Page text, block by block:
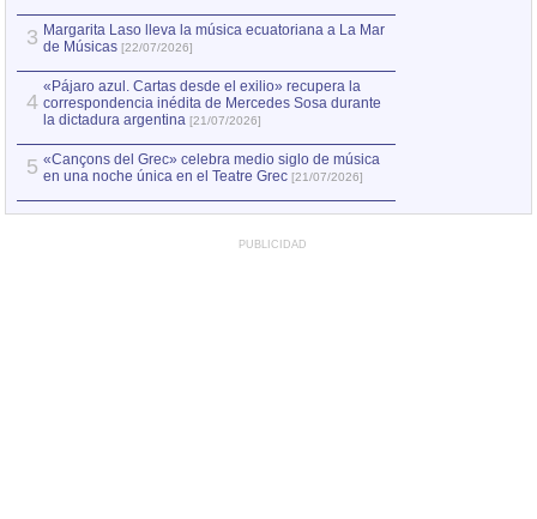
3 Margarita Laso lleva la música ecuatoriana a La Mar
de Músicas [22/07/2026]
4
«Pájaro azul. Cartas desde el exilio» recupera la
correspondencia inédita de Mercedes Sosa durante
la dictadura argentina [21/07/2026]
5 «Cançons del Grec» celebra medio siglo de música
en una noche única en el Teatre Grec [21/07/2026]
PUBLICIDAD